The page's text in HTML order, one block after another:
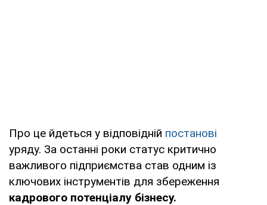
Про це йдеться у відповідній постанові
уряду. За останні роки статус критично
важливого підприємства став одним із
ключових інструментів для збереження
кадрового потенціалу бізнесу.